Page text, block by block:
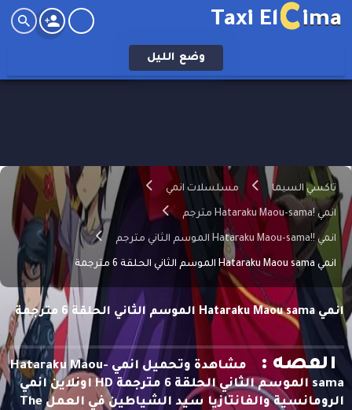
Taxi ElCima
وضع الليل
تاكسي السيما مسلسلات انمي
انمي !Hataraku Maou-sama مترجم
انمي !!Hataraku Maou-sama الموسم الثاني مترجم
انمي Hataraku Maou sama الموسم الثاني الحلقة 6 مترجمة
انمي Hataraku Maou sama الموسم الثاني الحلقة 6 مترجمة
القصه :
مشاهدة وتحميل انمي Hataraku Maou-
sama الموسم الثاني الحلقة 6 مترجمة HD اونلاين انمي
الرومانسية والفانتازيا سيد الشياطين في العمل The